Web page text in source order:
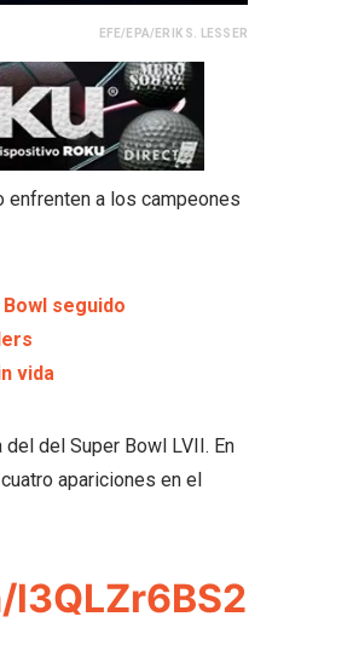
EFE/EPA/ERIK S. LESSER
enfrenten a los campeones
seguido
vida
del Super Bowl LVII. En
apariciones en el